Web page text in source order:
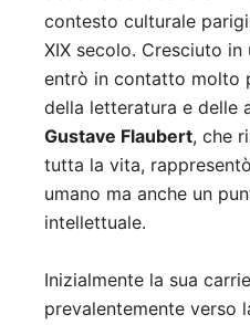
contesto culturale
XIX secolo. Cresciuto
entrò in contatto molto
della letteratura e delle
Gustave Flaubert, che
tutta la vita,
umano ma anche un
intellettuale.
Inizialmente la sua
prevalentemente verso